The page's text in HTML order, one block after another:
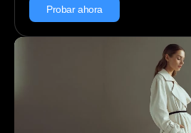
Probar ahora